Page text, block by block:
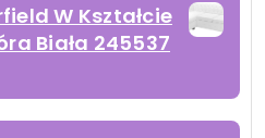
W Kształcie
Biała 245537